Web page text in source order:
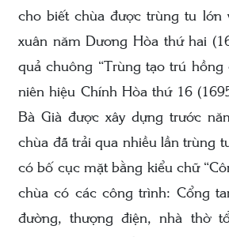
cho biết chùa được trùng tu lớn
xuân năm Dương Hòa thứ hai
quả chuông “Trùng tạo trú hồng
niên hiệu Chính Hòa thứ 16
Bà Già được xây dựng trước
chùa đã trải qua nhiều lần trùng
có bố cục mặt bằng kiểu chữ
chùa có các công trình: Cổng
đường, thượng điện, nhà thờ